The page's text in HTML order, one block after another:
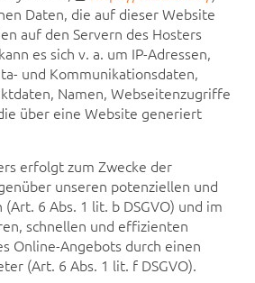
Daten, die auf dieser Website
auf den Servern des Hosters
es sich v. a. um IP-Adressen,
und Kommunikationsdaten,
Namen, Webseitenzugriffe
über eine Website generiert
erfolgt zum Zwecke der
unseren potenziellen und
6 Abs. 1 lit. b DSGVO) und im
schnellen und effizienten
Online-Angebots durch einen
(Art. 6 Abs. 1 lit. f DSGVO).